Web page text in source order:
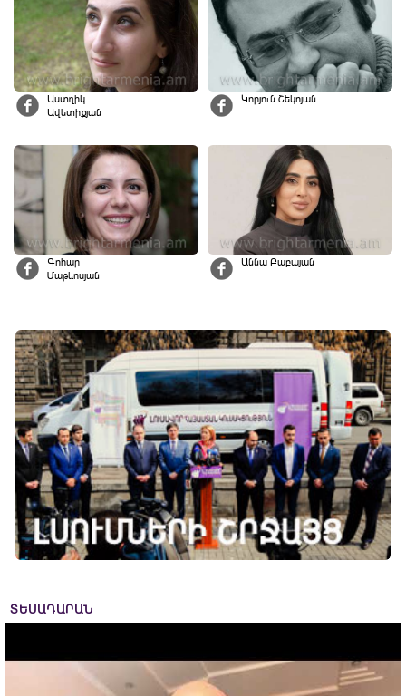
Աստղիկ
Ավետիքյան
Կորյուն Շեկոյան
Գոհար
Մաթևոսյան
Աննա Բաբայան
ՏԵՍԱԴԱՐԱՆ